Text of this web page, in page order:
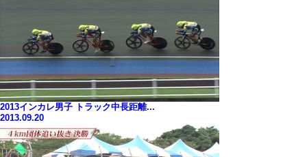
2013インカレ男子 トラック中長距離...
2013.09.20